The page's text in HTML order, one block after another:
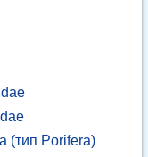
(тип Porifera)